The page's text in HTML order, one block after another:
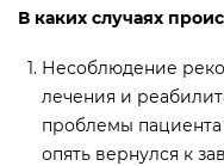
В каких случаях
Несоблюдение
лечения и
проблемы
опять вернулся к